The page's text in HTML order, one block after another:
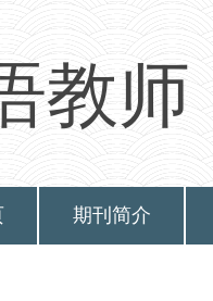
教师
期刊简介